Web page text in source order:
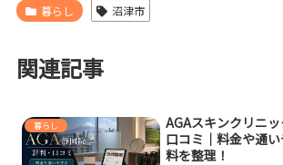
暮らし 沼津市
関連記事
暮らし
AGAスキンクリニ
口コミ｜料金や通
料を整理！